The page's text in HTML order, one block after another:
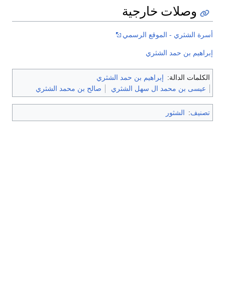
وصلات خارجية
أسرة الشثري - الموقع الرسمي
إبراهيم بن حمد الشثري
الكلمات الدالة: إبراهيم بن حمد الشثري
عیسی بن محمد ال سهل الشثري
صالح بن محمد الشثري
تصنيف: الشثور